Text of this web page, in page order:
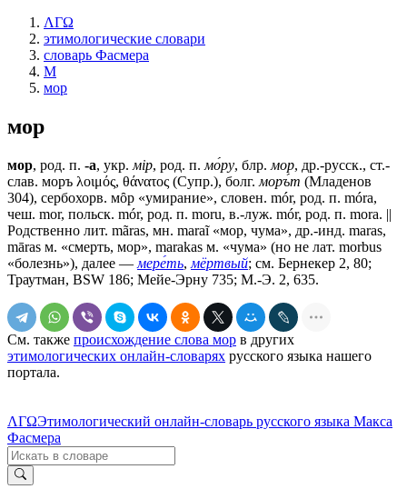
ΛΓΩ
этимологические словари
словарь Фасмера
М
мор
мор
мор, род. п. -а, укр. мiр, род. п. мо́ру, блр. мор, др.-русск., ст.-
слав. моръ λοιμός, θάνατος (Супр.), болг. моръ́т (Младенов
304), сербохорв. мȏр «умирание», словен. mór, род. п. móra,
чеш. mor, польск. mór, род. п. moru, в.-луж. mór, род. п. mоrа. ||
Родственно лит. mãras, мн. maraĩ «мор, чума», др.-инд. maras,
māras м. «смерть, мор», mаrаkаs м. «чума» (но не лат. morbus
«болезнь»), далее — мере́ть, мёртвый; см. Бернекер 2, 80;
Траутман, ВSW 186; Мейе-Эрну 735; М.-Э. 2, 635.
См. также происхождение слова мор в других
этимологических онлайн-словарях русского языка нашего
портала.
ΛΓΩЭтимологический онлайн-словарь русского языка Макса
Фасмера